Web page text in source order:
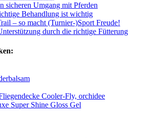
sicheren Umgang mit Pferden
Behandlung ist wichtig
– so macht (Turnier-)Sport Freude!
durch die richtige Fütterung
Cooler-Fly, orchidee
Super Shine Gloss Gel